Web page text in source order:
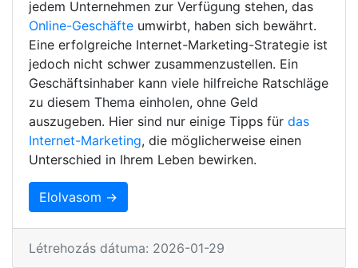
jedem Unternehmen zur Verfügung stehen, das
Online-Geschäfte umwirbt, haben sich bewährt.
Eine erfolgreiche Internet-Marketing-Strategie ist
jedoch nicht schwer zusammenzustellen. Ein
Geschäftsinhaber kann viele hilfreiche Ratschläge
zu diesem Thema einholen, ohne Geld
auszugeben. Hier sind nur einige Tipps für das
Internet-Marketing, die möglicherweise einen
Unterschied in Ihrem Leben bewirken.
Elolvasom →
Létrehozás dátuma: 2026-01-29